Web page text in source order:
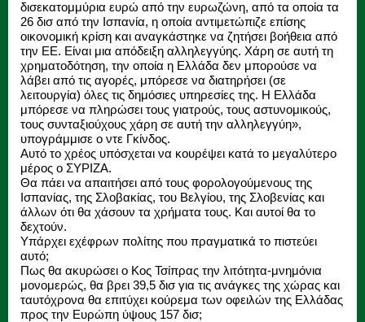
δισεκατομμύρια ευρώ από την ευρωζώνη, από τα οποία τα
26 δισ από την Ισπανία, η οποία αντιμετώπιζε επίσης
οικονομική κρίση και αναγκάστηκε να ζητήσει βοήθεια από
την ΕΕ. Είναι μια απόδειξη αλληλεγγύης. Χάρη σε αυτή τη
χρηματοδότηση, την οποία η Ελλάδα δεν μπορούσε να
λάβει από τις αγορές, μπόρεσε να διατηρήσει (σε
λειτουργία) όλες τις δημόσιες υπηρεσίες της. Η Ελλάδα
μπόρεσε να πληρώσει τους γιατρούς, τους αστυνομικούς,
τους συνταξιούχους χάρη σε αυτή την αλληλεγγύη»,
υπογράμμισε ο ντε Γκίνδος.
Αυτό το χρέος υπόσχεται να κουρέψει κατά το μεγαλύτερο
μέρος ο ΣΥΡΙΖΑ.
Θα πάει να απαιτήσει από τους φορολογούμενους της
Ισπανίας, της Σλοβακίας, του Βελγίου, της Σλοβενίας και
άλλων ότι θα χάσουν τα χρήματα τους. Και αυτοί θα το
δεχτούν.
Υπάρχει εχέφρων πολίτης που πραγματικά το πιστεύει
αυτό;
Πως θα ακυρώσει ο Κος Τσίπρας την λιτότητα-μνημόνια
μονομερώς, θα βρει 39,5 δισ για τις ανάγκες της χώρας και
ταυτόχρονα θα επιτύχει κούρεμα των οφειλών της Ελλάδας
προς την Ευρώπη ύψους 157 δισ;